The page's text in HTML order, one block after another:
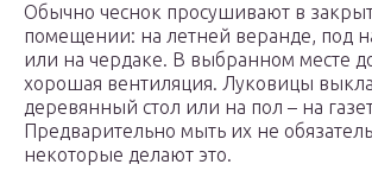
Обычно чеснок просушивают в
помещении: на летней веранде, под
или на чердаке. В выбранном месте
хорошая вентиляция. Луковицы
деревянный стол или на пол – на
Предварительно мыть их не
некоторые делают это.